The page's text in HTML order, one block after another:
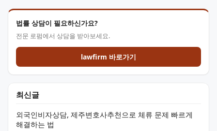
법률 상담이 필요하신가요?
전문 로펌에서 상담을 받아보세요.
lawfirm 바로가기
최신글
외국인비자상담, 제주변호사추천으로 체류 문제 빠르게
해결하는 법